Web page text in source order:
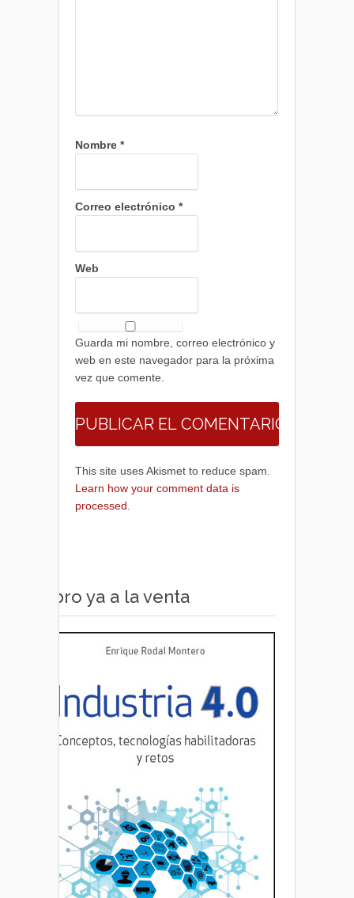
Nombre *
Correo electrónico *
Web
Guarda mi nombre, correo electrónico y
web en este navegador para la próxima
vez que comente.
This site uses Akismet to reduce spam.
Learn how your comment data is
processed.
Libro ya a la venta